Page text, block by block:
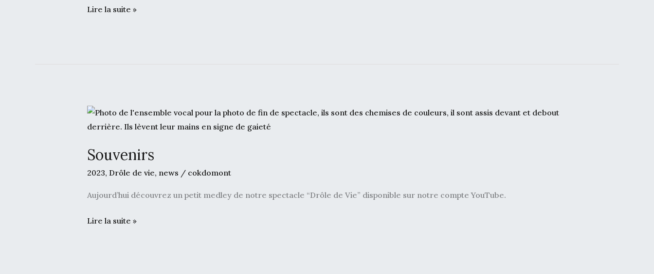
Lire la suite »
Souvenirs
2023, Drôle de vie, news / cokdomont
Aujourd’hui découvrez un petit medley de notre spectacle “Drôle de Vie” disponible sur notre compte YouTube.
Souvenirs
Lire la suite »